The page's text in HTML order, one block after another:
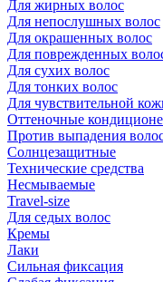
Для жирных волос
Для непослушных волос
Для окрашенных волос
Для поврежденных
Для сухих волос
Для тонких волос
Для чувствительной
Оттеночные
Против выпадения
Солнцезащитные
Технические средства
Несмываемые
Travel-size
Для седых волос
Кремы
Лаки
Сильная фиксация